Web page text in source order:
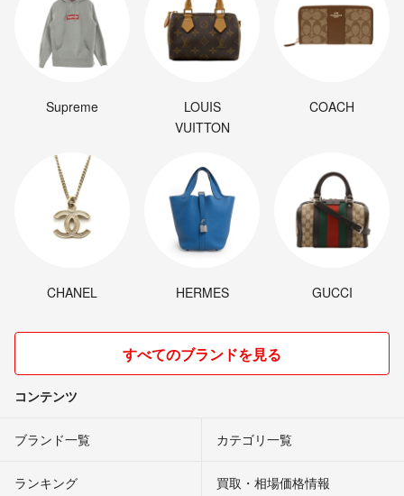
Supreme
LOUIS
VUITTON
COACH
CHANEL HERMES GUCCI
すべてのブランドを見る
コンテンツ
ブランド一覧 カテゴリ一覧
ランキング 買取・相場価格情報